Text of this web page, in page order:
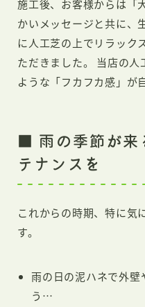
施工後、お客様からは「
かいメッセージと共に、
に人工芝の上でリラック
ただきました。 当店の
ような「フカフカ感」が
■ 雨の季節が来
テナンスを
これからの時期、特に気
す。
雨の日の泥ハネで外壁
う…